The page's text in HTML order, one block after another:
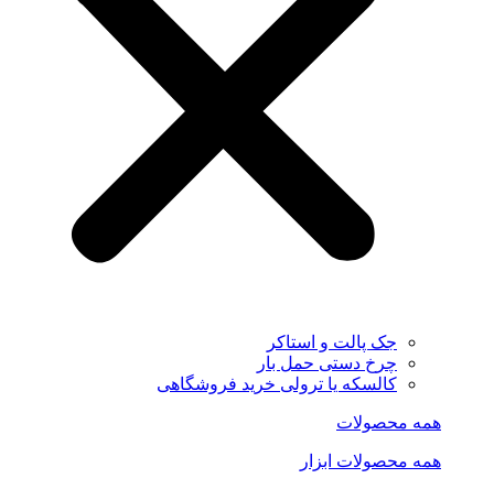
جک پالت و استاکر
چرخ دستی حمل بار
کالسکه یا ترولی خرید فروشگاهی
همه محصولات
همه محصولات ابزار